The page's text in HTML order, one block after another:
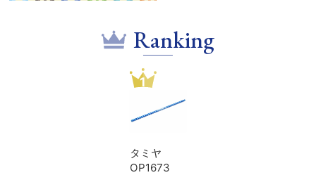
Ranking
1
タミヤ
OP1673